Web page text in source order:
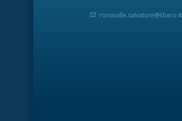
ronsivalle.salvatore@libero.it